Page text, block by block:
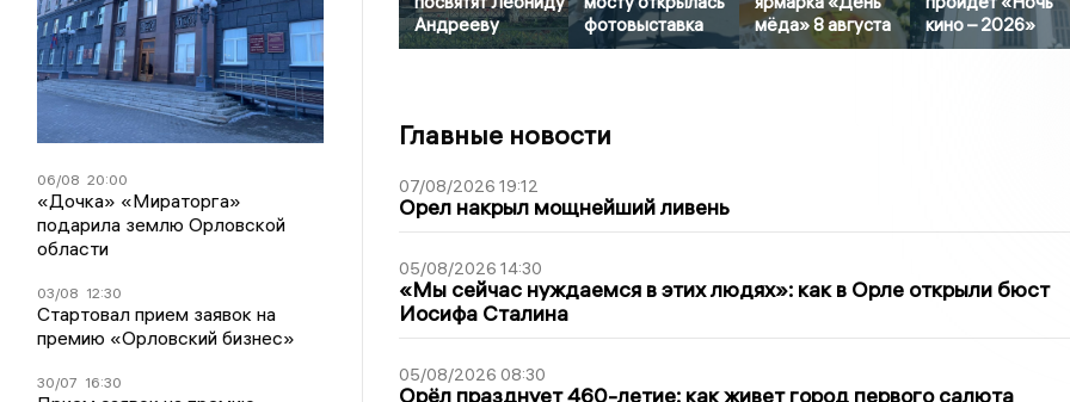
06/08 20:00
«Дочка» «Мираторга»
подарила землю Орловской
области
03/08 12:30
Стартовал прием заявок на
премию «Орловский бизнес»
30/07 16:30
Андрееву
фотовыставка
мёда» 8 августа
кино – 2026»
Главные новости
07/08/2026 19:12
Орел накрыл мощнейший ливень
05/08/2026 14:30
«Мы сейчас нуждаемся в этих людях»: как в Орле открыли бюст
Иосифа Сталина
05/08/2026 08:30
Орёл празднует 460-летие: как живет город первого салюта